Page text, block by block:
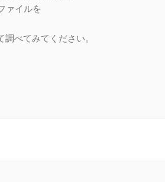
ァイルを
べてみてください。